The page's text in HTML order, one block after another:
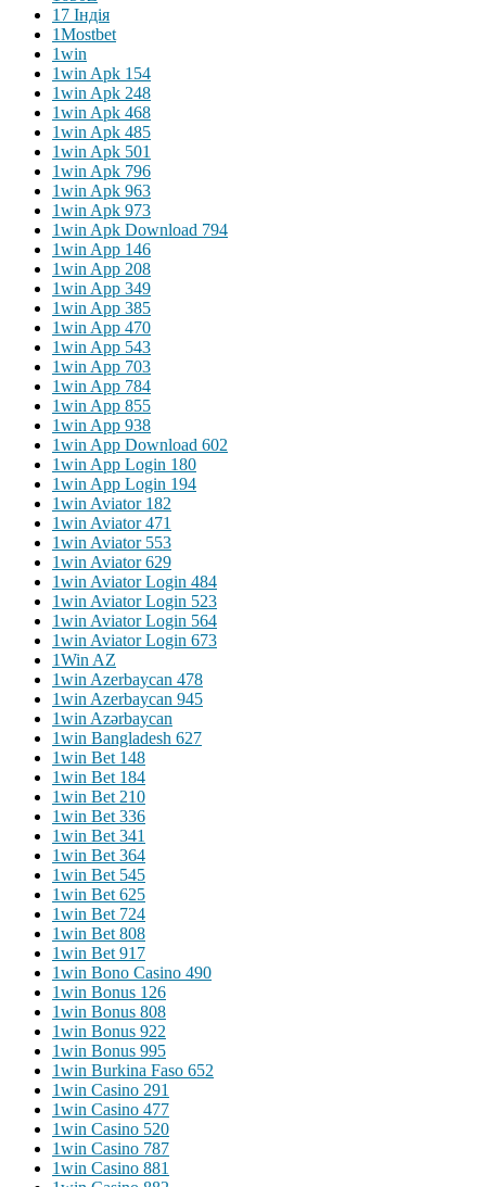
17 Індія
1Mostbet
1win
1win Apk 154
1win Apk 248
1win Apk 468
1win Apk 485
1win Apk 501
1win Apk 796
1win Apk 963
1win Apk 973
1win Apk Download 794
1win App 146
1win App 208
1win App 349
1win App 385
1win App 470
1win App 543
1win App 703
1win App 784
1win App 855
1win App 938
1win App Download 602
1win App Login 180
1win App Login 194
1win Aviator 182
1win Aviator 471
1win Aviator 553
1win Aviator 629
1win Aviator Login 484
1win Aviator Login 523
1win Aviator Login 564
1win Aviator Login 673
1Win AZ
1win Azerbaycan 478
1win Azerbaycan 945
1win Azərbaycan
1win Bangladesh 627
1win Bet 148
1win Bet 184
1win Bet 210
1win Bet 336
1win Bet 341
1win Bet 364
1win Bet 545
1win Bet 625
1win Bet 724
1win Bet 808
1win Bet 917
1win Bono Casino 490
1win Bonus 126
1win Bonus 808
1win Bonus 922
1win Bonus 995
1win Burkina Faso 652
1win Casino 291
1win Casino 477
1win Casino 520
1win Casino 787
1win Casino 881